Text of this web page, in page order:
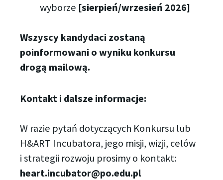
wyborze [sierpień/wrzesień 2026]
Wszyscy kandydaci zostaną
poinformowani o wyniku konkursu
drogą mailową.
Kontakt i dalsze informacje:
W razie pytań dotyczących Konkursu lub
H&ART Incubatora, jego misji, wizji, celów
i strategii rozwoju prosimy o kontakt:
heart.incubator@po.edu.pl